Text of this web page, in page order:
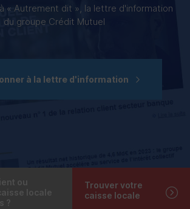
« Autrement dit », la lettre d'information
du groupe Crédit Mutuel
à la lettre d'information
ou
locale
?
Trouver votre
caisse locale